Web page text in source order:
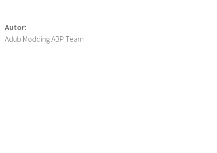
Autor:
Adub Modding ABP Team